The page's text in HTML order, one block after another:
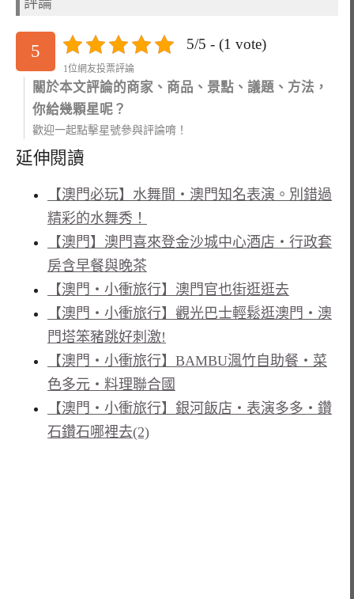
評論
5 5/5 - (1 vote)
1位網友投票評論
關於本文評論的商家、商品、景點、議題、方法，
你給幾顆星呢？
歡迎一起點擊星號參與評論唷！
延伸閱讀
【澳門必玩】水舞間‧澳門知名表演。別錯過
精彩的水舞秀！
【澳門】澳門喜來登金沙城中心酒店‧行政套
房含早餐與晚茶
【澳門‧小衝旅行】澳門官也街逛逛去
【澳門‧小衝旅行】觀光巴士輕鬆逛澳門‧澳
門塔笨豬跳好刺激!
【澳門‧小衝旅行】BAMBU渢竹自助餐‧菜
色多元‧料理聯合國
【澳門‧小衝旅行】銀河飯店‧表演多多‧鑽
石鑽石哪裡去(2)